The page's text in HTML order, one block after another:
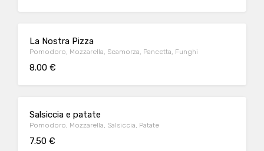
La Nostra Pizza
Pomodoro, Mozzarella, Scamorza, Pancetta, Funghi
8.00 €
Salsiccia e patate
Pomodoro, Mozzarella, Salsiccia, Patate
7.50 €